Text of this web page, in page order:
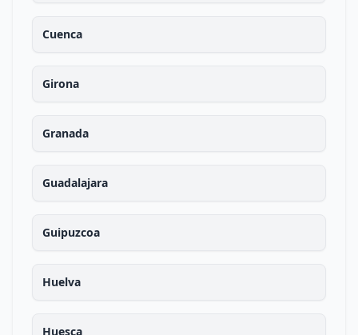
Cuenca
Girona
Granada
Guadalajara
Guipuzcoa
Huelva
Huesca